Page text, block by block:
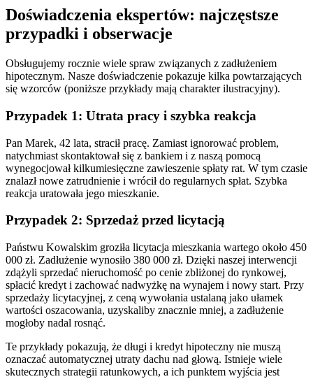
Doświadczenia ekspertów: najczęstsze
przypadki i obserwacje
Obsługujemy rocznie wiele spraw związanych z zadłużeniem
hipotecznym. Nasze doświadczenie pokazuje kilka powtarzających
się wzorców (poniższe przykłady mają charakter ilustracyjny).
Przypadek 1: Utrata pracy i szybka reakcja
Pan Marek, 42 lata, stracił pracę. Zamiast ignorować problem,
natychmiast skontaktował się z bankiem i z naszą pomocą
wynegocjował kilkumiesięczne zawieszenie spłaty rat. W tym czasie
znalazł nowe zatrudnienie i wrócił do regularnych spłat. Szybka
reakcja uratowała jego mieszkanie.
Przypadek 2: Sprzedaż przed licytacją
Państwu Kowalskim groziła licytacja mieszkania wartego około 450
000 zł. Zadłużenie wynosiło 380 000 zł. Dzięki naszej interwencji
zdążyli sprzedać nieruchomość po cenie zbliżonej do rynkowej,
spłacić kredyt i zachować nadwyżkę na wynajem i nowy start. Przy
sprzedaży licytacyjnej, z ceną wywołania ustalaną jako ułamek
wartości oszacowania, uzyskaliby znacznie mniej, a zadłużenie
mogłoby nadal rosnąć.
Te przykłady pokazują, że długi i kredyt hipoteczny nie muszą
oznaczać automatycznej utraty dachu nad głową. Istnieje wiele
skutecznych strategii ratunkowych, a ich punktem wyjścia jest